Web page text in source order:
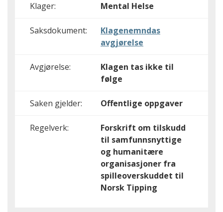
Klager: Mental Helse
Saksdokument:
Klagenemndas
avgjørelse
Avgjørelse:
Klagen tas ikke til
følge
Saken gjelder: Offentlige oppgaver
Regelverk:
Forskrift om tilskudd
til samfunnsnyttige
og humanitære
organisasjoner fra
spilleoverskuddet til
Norsk Tipping